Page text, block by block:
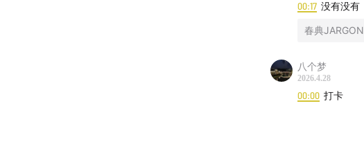
00:17 没有没有
春典JARGON
八个梦
2026.4.28
00:00 打卡